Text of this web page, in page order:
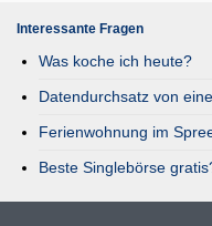
Interessante Fragen
Was koche ich heute?
Datendurchsatz von
Ferienwohnung im
Beste Singlebörse